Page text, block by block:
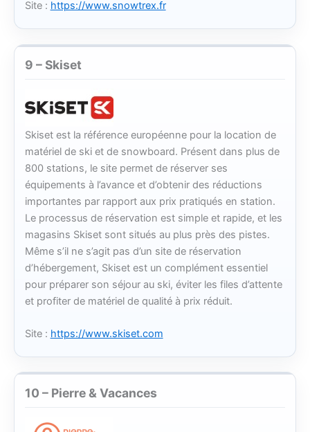
Site : https://www.snowtrex.fr
9 – Skiset
Skiset est la référence européenne pour la location de
matériel de ski et de snowboard. Présent dans plus de
800 stations, le site permet de réserver ses
équipements à l’avance et d’obtenir des réductions
importantes par rapport aux prix pratiqués en station.
Le processus de réservation est simple et rapide, et les
magasins Skiset sont situés au plus près des pistes.
Même s’il ne s’agit pas d’un site de réservation
d’hébergement, Skiset est un complément essentiel
pour préparer son séjour au ski, éviter les files d’attente
et profiter de matériel de qualité à prix réduit.
Site : https://www.skiset.com
10 – Pierre & Vacances